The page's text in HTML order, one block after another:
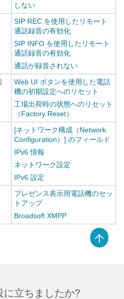
しない
SIP REC を使用したリモート
通話録音の有効化
SIP INFO を使用したリモート
通話録音の有効化
通話が録音されない
Web UI ボタンを使用した電話
機の初期設定へのリセット
工場出荷時の状態へのリセット
（Factory Reset）
[ネットワーク構成（Network
Configuration）] のフィールド
IPv6 情報
ネットワーク設定
IPv6 設定
プレゼンス表示用電話機のセッ
トアップ
Broadsoft XMPP
に立ちましたか?